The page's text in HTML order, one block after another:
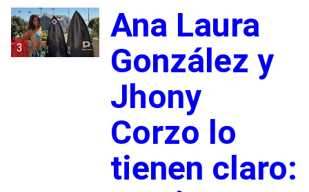
3
Ana Laura
González y
Jhony
Corzo lo
tienen claro: